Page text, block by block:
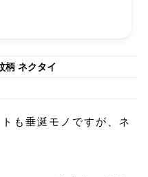
ネクタイ
も垂涎モノですが、ネ